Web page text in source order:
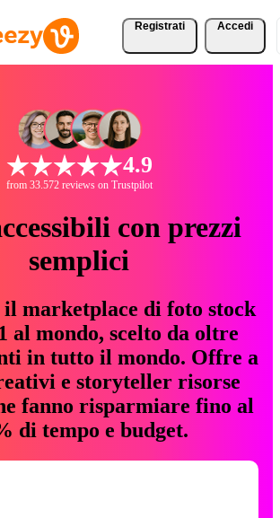
Registrati Accedi
4.9
from 33.572 reviews on Trustpilot
con prezzi
semplici
il marketplace di foto stock
al mondo, scelto da oltre
in tutto il mondo. Offre a
e storyteller risorse
fanno risparmiare fino al
di tempo e budget.